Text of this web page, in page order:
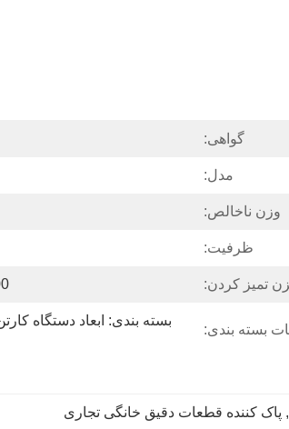
گواهی:
مدل:
وزن ناخالص:
ظرفیت:
تمیز کردن: 300 ×
بسته بندی:
, پاک کننده قطعات دقیق خانگی تجاری